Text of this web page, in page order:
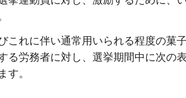
これに伴い通常用いられる程度の菓
る労務者に対し、選挙期間中に次の
す。